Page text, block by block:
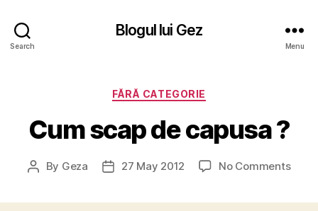
Search
Blogul lui Gez
Menu
Categories
FĂRĂ CATEGORIE
Cum scap de capusa ?
Post
By Geza
Post27 May 2012 No Commentson